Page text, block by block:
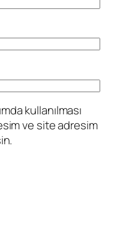
kullanılması
ve site adresim